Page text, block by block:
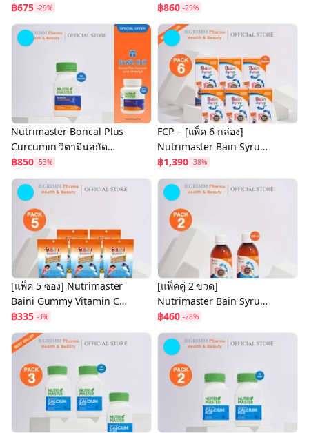
ไซรัป น้ำมันปลาสำหรับเด็ก
โอเมก้า-3
฿675 -29%
DHA+EPA เบน ไซรัป น้ำมัน
ปลาสำหรับเด็ก โอเมก้า-3
฿860 -29%
Nutrimaster Boncal Plus
Curcumin วิตามินสกัด
ขมิ้นชัน บรรเทาอาการข้อ
อักเสบ และฟื้นฟูข้อเสื่อม
฿850 -53%
FCP – [แพ็ค 6 กล่อง]
Nutrimaster Bain Syrup
Omega-3 DHA+EPA เบน
ไซรัป น้ำมันปลาสำหรับเด็ก
โอเมก้า-3
฿1,390 -38%
[แพ็ค 5 ซอง] Nutrimaster
Baini Gummy Vitamin C
DHA เบนิ กัมมี่ วิตามินซี
พลัส ดีเอชเอ 40.5 g.
฿335 -3%
[แพ็คคู่ 2 ขวด]
Nutrimaster Bain Syrup
Omega-3 DHA+EPA เบน
ไซรัป น้ำมันปลาสำหรับเด็ก
โอเมก้า-3
฿460 -28%